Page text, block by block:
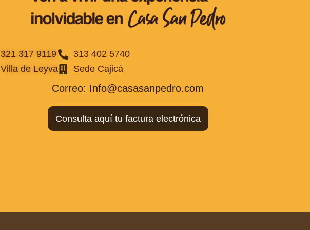
321 317 9119
Villa de Leyva
313 402 5740
Sede Cajicá
Correo: Info@casasanpedro.com
Consulta aquí tu factura electrónica